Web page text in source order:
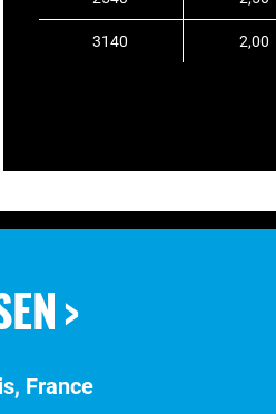
3140 2,00
France